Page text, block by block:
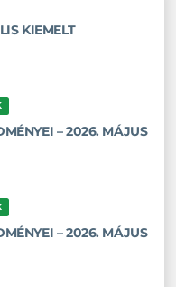
KIEMELT
– 2026. MÁJUS
– 2026. MÁJUS